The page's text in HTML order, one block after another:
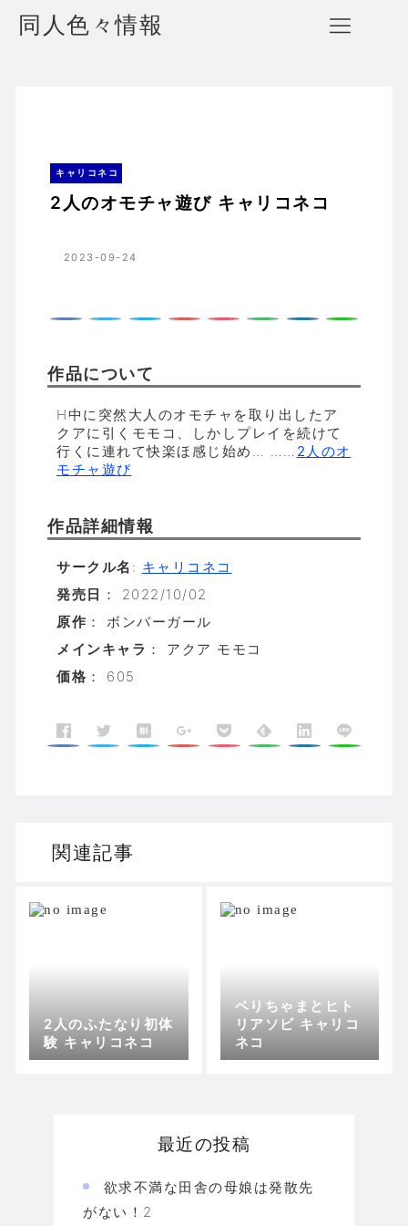
同人色々情報
キャリコネコ
2人のオモチャ遊び キャリコネコ
2023-09-24
作品について
H中に突然大人のオモチャを取り出したア
クアに引くモモコ、しかしプレイを続けて
行くに連れて快楽ほ感じ始め… …… 2人のオ
モチャ遊び
作品詳細情報
サークル名 : キャリコネコ
発売日 ： 2022/10/02
原作 ： ボンバーガール
メインキャラ ： アクア モモコ
価格 ： 605
関連記事
2人のふたなり初体
験 キャリコネコ
ベりちゃまとヒト
リアソビ キャリコ
ネコ
最近の投稿
欲求不満な田舎の母娘は発散先
がない！2